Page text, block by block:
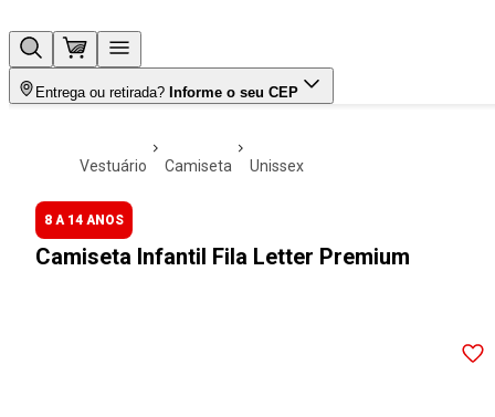
Entrega ou retirada? Informe o seu CEP
vestuário camiseta unissex
8 A 14 ANOS
Camiseta Infantil Fila Letter Premium